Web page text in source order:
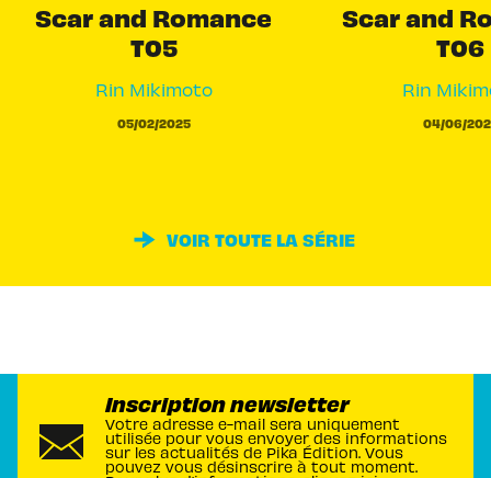
Scar and Romance
T05
Rin Mikimoto
05/02/2025
Scar and
T06
Rin
04/06/
VOIR TOUTE LA SÉRIE
Inscription newsletter
Votre adresse e-mail sera uniquement
utilisée pour vous envoyer des informations
sur les actualités de Pika Édition. Vous
pouvez vous désinscrire à tout moment.